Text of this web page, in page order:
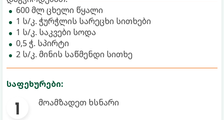
600 მლ ცხელი წყალი
1 ს/კ. ჭურჭლის სარეცხი სითხები
1 ს/კ. საკვები სოდა
0,5 ჭ. სპირტი
2 ს/კ. მინის საწმენდი სითხე
საფეხურები:
მოამზადეთ ხსნარი